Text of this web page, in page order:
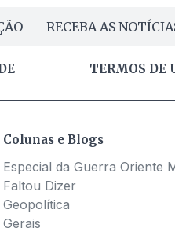
RECEBA AS
TERMOS DE
Colunas e Blogs
Especial da Guerra Oriente
Faltou Dizer
Geopolítica
Gerais